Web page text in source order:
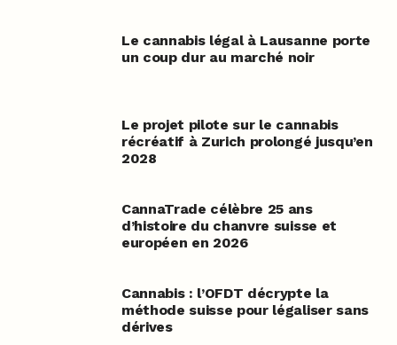
Le cannabis légal à Lausanne porte
un coup dur au marché noir
Le projet pilote sur le cannabis
récréatif à Zurich prolongé jusqu’en
2028
CannaTrade célèbre 25 ans
d’histoire du chanvre suisse et
européen en 2026
Cannabis : l’OFDT décrypte la
méthode suisse pour légaliser sans
dérives